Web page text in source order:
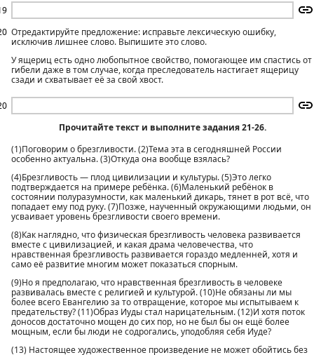
Отредактируйте предложение: исправьте лексическую ошибку,
исключив лишнее слово. Выпишите это слово.
У ящериц есть одно любопытное свойство, помогающее им спастись от
гибели даже в том случае, когда преследователь настигает ящерицу
сзади и схватывает её за свой хвост.
Прочитайте текст и выполните задания 21-26.
(1)Поговорим о брезгливости. (2)Тема эта в сегодняшней России
особенно актуальна. (3)Откуда она вообще взялась?
(4)Брезгливость — плод цивилизации и культуры. (5)Это легко
подтверждается на примере ребёнка. (6)Маленький ребёнок в
состоянии полуразумности, как маленький дикарь, тянет в рот всё, что
попадает ему под руку. (7)Позже, наученный окружающими людьми, он
усваивает уровень брезгливости своего времени.
(8)Как наглядно, что физическая брезгливость человека развивается
вместе с цивилизацией, и какая драма человечества, что
нравственная брезгливость развивается гораздо медленней, хотя и
само её развитие многим может показаться спорным.
(9)Но я предполагаю, что нравственная брезгливость в человеке
развивалась вместе с религией и культурой. (10)Не обязаны ли мы
более всего Евангелию за то отвращение, которое мы испытываем к
предательству? (11)Образ Иуды стал нарицательным. (12)И хотя поток
доносов достаточно мощен до сих пор, но не был бы он ещё более
мощным, если бы люди не содрогались, уподобляя себя Иуде?
(13) Настоящее художественное произведение не может обойтись без